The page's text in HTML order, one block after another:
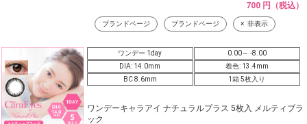
700 円（税込）
ブランドページ ブランドページ 非表示
ワンデー 1day
0.00～ -8.00
DIA: 14.0mm
着色: 13.4mm
BC 8.6mm
1箱 5枚入り
ワンデーキャラアイ ナチュラルプラス 5枚入 メルティブラ
ック